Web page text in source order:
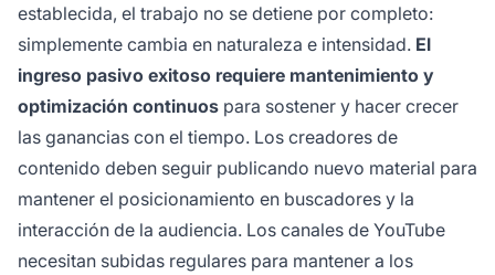
establecida, el trabajo no se detiene por completo:
simplemente cambia en naturaleza e intensidad. El
ingreso pasivo exitoso requiere mantenimiento y
optimización continuos para sostener y hacer crecer
las ganancias con el tiempo. Los creadores de
contenido deben seguir publicando nuevo material para
mantener el posicionamiento en buscadores y la
interacción de la audiencia. Los canales de YouTube
necesitan subidas regulares para mantener a los